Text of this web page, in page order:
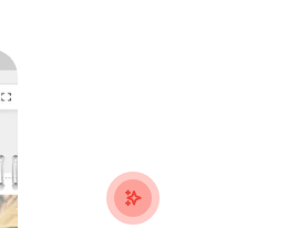
stars_plus